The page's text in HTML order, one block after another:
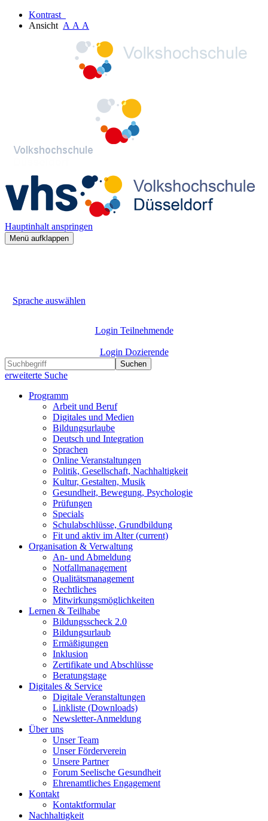
Kontrast
Ansicht A A A
Hauptinhalt anspringen
Menü aufklappen
Sprache auswählen
Login Teilnehmende
Login Dozierende
Suchen
erweiterte Suche
Programm
Arbeit und Beruf
Digitales und Medien
Bildungsurlaube
Deutsch und Integration
Sprachen
Online Veranstaltungen
Politik, Gesellschaft, Nachhaltigkeit
Kultur, Gestalten, Musik
Gesundheit, Bewegung, Psychologie
Prüfungen
Specials
Schulabschlüsse, Grundbildung
Fit und aktiv im Alter(current)
Organisation & Verwaltung
An- und Abmeldung
Notfallmanagement
Qualitätsmanagement
Rechtliches
Mitwirkungsmöglichkeiten
Lernen & Teilhabe
Bildungsscheck 2.0
Bildungsurlaub
Ermäßigungen
Inklusion
Zertifikate und Abschlüsse
Beratungstage
Digitales & Service
Digitale Veranstaltungen
Linkliste (Downloads)
Newsletter-Anmeldung
Über uns
Unser Team
Unser Förderverein
Unsere Partner
Forum Seelische Gesundheit
Ehrenamtliches Engagement
Kontakt
Kontaktformular
Nachhaltigkeit